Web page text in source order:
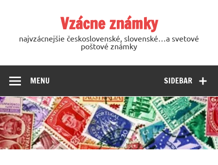
Vzácne známky
najvzácnejšie československé, slovenské…a svetové
poštové známky
SIDEBAR
MENU